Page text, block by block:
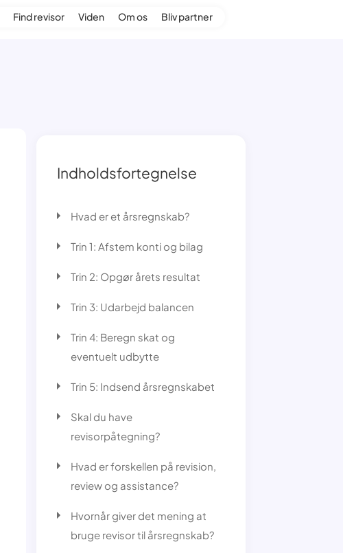
Find revisor Viden Om os Bliv partner
Indholdsfortegnelse
Hvad er et årsregnskab?
Trin 1: Afstem konti og bilag
Trin 2: Opgør årets resultat
Trin 3: Udarbejd balancen
Trin 4: Beregn skat og
eventuelt udbytte
Trin 5: Indsend årsregnskabet
Skal du have
revisorpåtegning?
Hvad er forskellen på revision,
review og assistance?
Hvornår giver det mening at
bruge revisor til årsregnskab?